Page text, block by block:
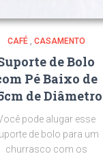
CAFÉ, CASAMENTO
de Bolo
Pé Baixo de
de Diâmetro
pode alugar esse
de bolo para um
churrasco com os